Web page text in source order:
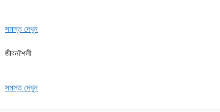
সমস্ত দেখুন
জীবনশৈলী
সমস্ত দেখুন